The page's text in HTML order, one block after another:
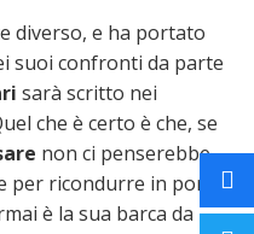
diverso, e ha portato
suoi confronti da parte
sarà scritto nei
che è certo è che, se
non ci penserebbe
per ricondurre in porto,
è la sua barca da